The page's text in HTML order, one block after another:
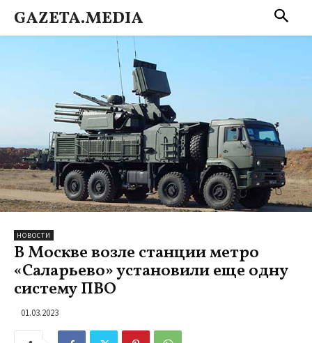
GAZETA.MEDIA
НОВОСТИ
В Москве возле станции метро
«Саларьево» установили еще одну
систему ПВО
01.03.2023